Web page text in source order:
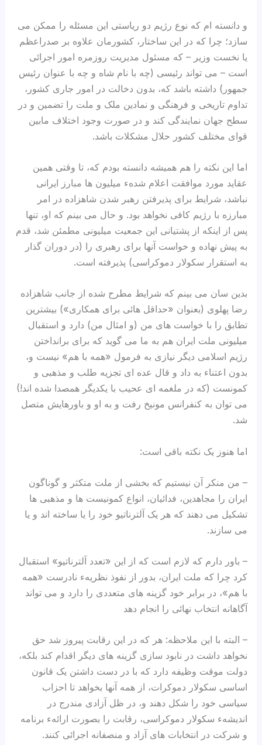
و دانسته ام که نوع رژيم دو ریاستی این مسئله را ممکن می
سازد؛ چرا که در این ساختار، کشورمان علاوه بر صدراعظم
یا نخست وزیر – که مسئول مدیریت روزمره امور اجرائی
است – می تواند رئیسی (چه با نام شاه و چه با عنوان رئیس
جمهور) داشته باشد که، بدون دخالت در امور جاری کشور،
تداوم تاریخی و فرهنگی و نمادین ملک و ملت را تضمین و در
سطح جهان نمایندگی کند و در صورت وجود اختلاف مابین
قوای مختلف کشور حلال مشکلات باشد.
اما این نکته را هم همیشه دانسته بودم که، تا وقتی همین
عقاید مورد موافقت اعلام شدهء میلیون ها مبارز ایرانی
نباشد، شرایط برای پذیرفتن رهبر شدن شاهزاده در امر
مبارزه با رژيم کافی نخواهد بود. و حال می بینم که او، تنها
پس از اینکه از پشتیانی این جمعیت میلیونی مطمئن شد، قدم
به پیش نهاده و خواست آنها برای رهبری را (در دوران گذار
به استقرار سکولار دموکراسی) پذیرفته است.
بدین سان می بینم که شرایط مطرح شده از جانب شاهزاده
رضا پهلوی (بعنوان «حداقل هائی برای همکاری») بیشترین
تطابق را با خواست های من (و امثال من) دارد و استقبال
میلیونی ملت ایران هم به ما می گوید که برای برانداختن
رژيم اسلامی دیگر نیازی به فرمول «همه با هم» نیست و،
بدون اعتناء به داد و قال عده ای تجزیه طلب و مذهبی و
کمونست (که در ملغمه ای عحیب با یکدیگر همصدا شده اند!)
می توان به کنفرانس مونیخ رفت و به او و باورهایش متصل
شد.
اما هنوز یک نکته باقی است:
– من منکر آن نیستیم که بخشی از ملت متکثر و گوناگون
ایران را مجاهدین، فدائیان، انواع کمونیست ها و مذهبی ها
تشکیل می دهند که هر یک آلترناتیو خود را یا ساخته اند و یا
می سازند.
– باور دارم که لازم است که از این «تعدد آلترناتیو» استقبال
کرد چرا که ملت ایران، بدور از نفوذ نظریهء نادرست «همه
با هم»، در برابر خود گزینه های متعددی را دارد و می تواند
آگاهانه انتخاب نهائی را انجام دهد
– البته با این ملاحظه: هر که در این رقابت پیروز شد حق
نخواهد داشت در نابود سازی گزینه های دیگر اقدام کند بلکه،
دولت موقت وظیفه دارد که با در دست داشتن یک قانون
اساسی سکولار دموکرات، از همه آنها بخواهد تا احزاب
سیاسی خود را شکل دهند و، در ظل آزادی مندرج در
اندیشهء سکولار دموکراسی، رقابت را بصورت ارائهء برنامه
و شرکت در انتخابات های آزاد و منصفانه اجرائی کنند.